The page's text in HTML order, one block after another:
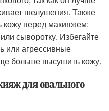
шелушения. Также
кожу перед макияжем:
сыворотку. Избегайте
или агрессивные
больше высушить кожу.
для овального